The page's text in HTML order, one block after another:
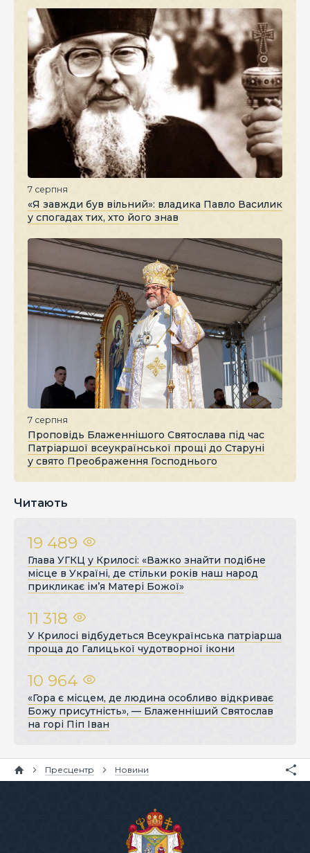
7 серпня
«Я завжди був вільний»: владика Павло Василик
у спогадах тих, хто його знав
7 серпня
Проповідь Блаженнішого Святослава під час
Патріаршої всеукраїнської прощі до Старуні
у свято Преображення Господнього
Читають
19 489
Глава УГКЦ у Крилосі: «Важко знайти подібне
місце в Україні, де стільки років наш народ
прикликає ім’я Матері Божої»
11 318
У Крилосі відбудеться Всеукраїнська патріарша
проща до Галицької чудотворної ікони
10 964
«Гора є місцем, де людина особливо відкриває
Божу присутність», — Блаженніший Святослав
на горі Піп Іван
Пресцентр Новини